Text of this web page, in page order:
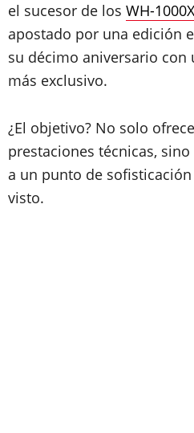
el sucesor de los WH-
apostado por una edición
su décimo aniversario con
más exclusivo.
¿El objetivo? No solo
prestaciones técnicas,
a un punto de
visto.